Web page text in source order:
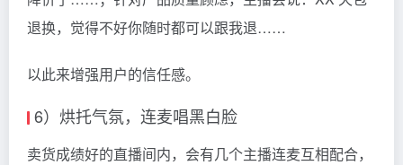
退换，觉得不好你随时都可以跟我退……
以此来增强用户的信任感。
6）烘托气氛，连麦唱黑白脸
卖货成绩好的直播间内，会有几个主播连麦互相配合，